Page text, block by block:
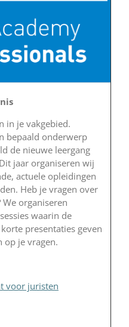
in je vakgebied.
bepaald onderwerp
de nieuwe leergang
jaar organiseren wij
actuele opleidingen
Heb je vragen over
organiseren
waarin de
presentaties geven
op je vragen.
voor juristen